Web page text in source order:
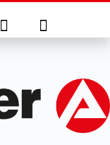
Suche Anmelden